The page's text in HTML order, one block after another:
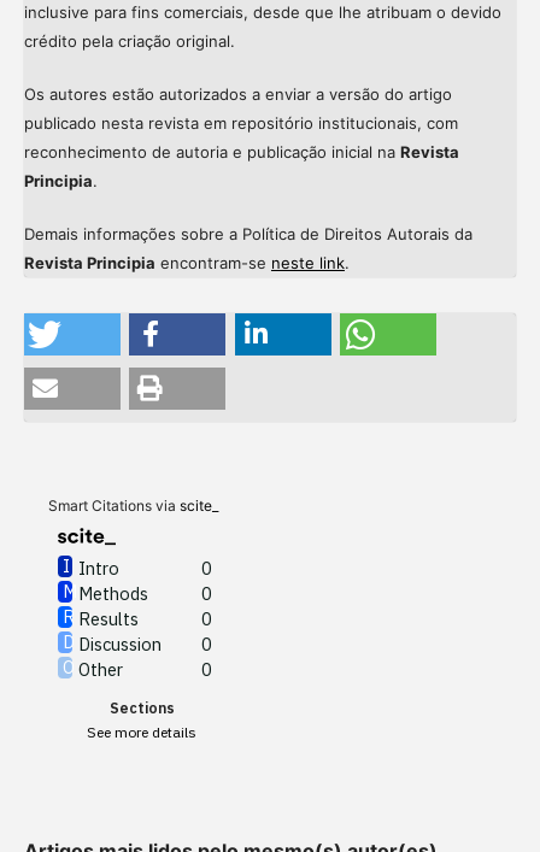
inclusive para fins comerciais, desde que lhe atribuam o devido
crédito pela criação original.
Os autores estão autorizados a enviar a versão do artigo
publicado nesta revista em repositório institucionais, com
reconhecimento de autoria e publicação inicial na Revista
Principia.
Demais informações sobre a Política de Direitos Autorais da
Revista Principia encontram-se neste link.
Smart Citations via scite_
Intro
0
Methods
0
Results
0
Discussion
0
Other
0
Sections
See more details